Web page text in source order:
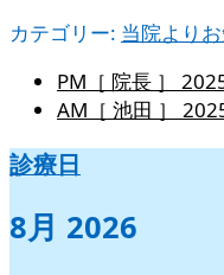
カテゴリー: 当院より
PM［ 院長 ］
AM［ 池田 ］
診療日
8月 2026